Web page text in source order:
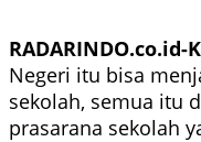
RADARINDO.co.id-
Negeri itu bisa
sekolah, semua itu
prasarana sekolah